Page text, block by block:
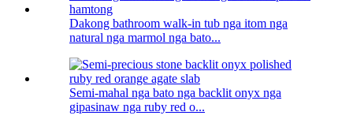
Dakong bathroom walk-in tub nga itom nga
natural nga marmol nga bato...
Semi-mahal nga bato nga backlit onyx nga
gipasinaw nga ruby ​​​​red o...